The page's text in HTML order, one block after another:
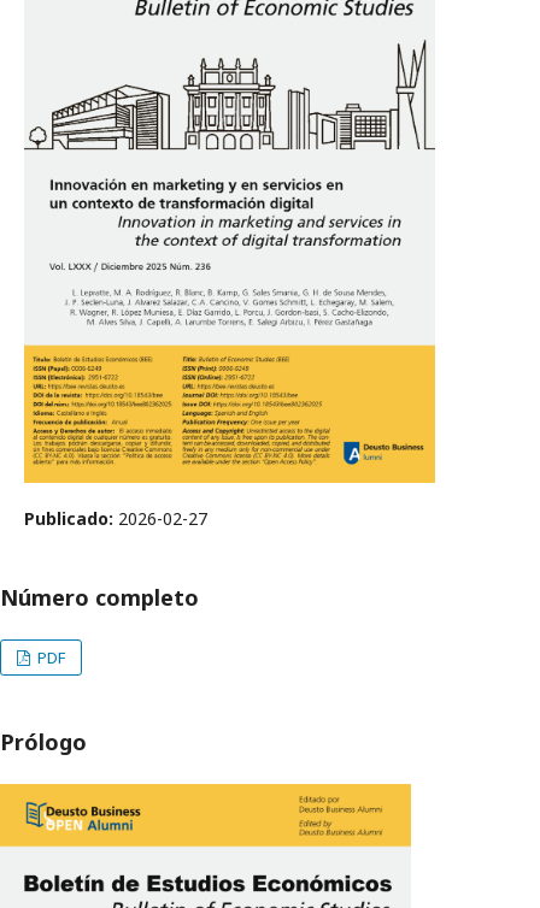
Publicado: 2026-02-27
Número completo
PDF
Prólogo